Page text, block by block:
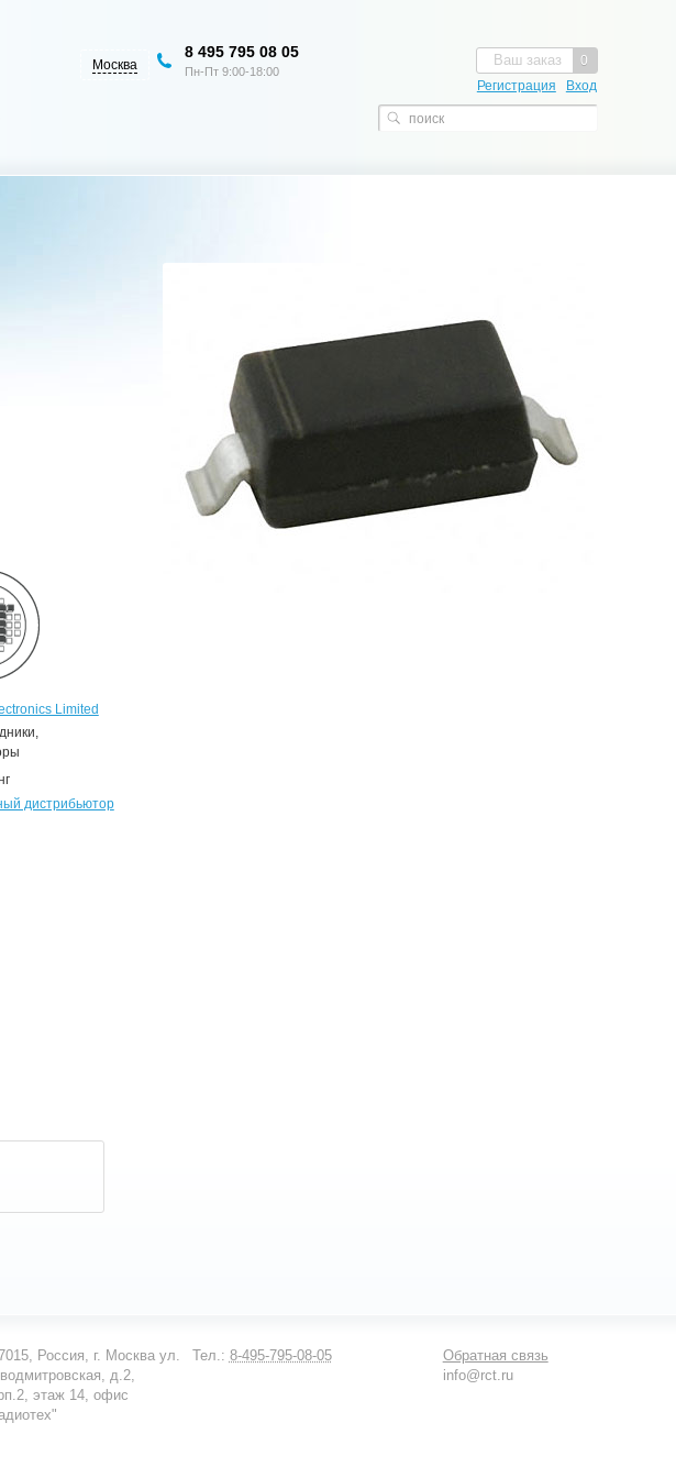
0
Ваш заказ
Регистрация Вход
Москва
8 495 795 08 05
Пн-Пт 9:00-18:00
Limited
дистрибьютор
Обратная связь
info@rct.ru
Тел.: 8-495-795-08-05
, Россия, г. Москва ул.
д.2,
этаж 14, офис